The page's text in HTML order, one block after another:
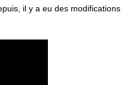
il y a eu des modifications,